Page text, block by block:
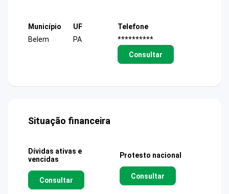
Município
Belem
UF
PA
Telefone
**********
Consultar
Situação financeira
Dívidas ativas e
vencidas
Consultar
Protesto nacional
Consultar